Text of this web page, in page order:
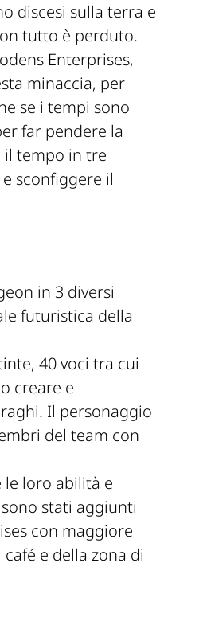
discesi sulla terra e
tutto è perduto.
Enterprises,
minaccia, per
se i tempi sono
far pendere la
il tempo in tre
sconfiggere il
in 3 diversi
futuristica della
40 voci tra cui
creare e
Il personaggio
del team con
loro abilità e
stati aggiunti
con maggiore
e della zona di